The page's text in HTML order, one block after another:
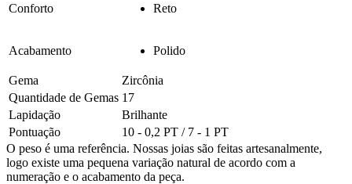
Conforto Reto
Acabamento Polido
Gema
Zircônia
Quantidade de Gemas 17
Lapidação
Brilhante
Pontuação
10 - 0,2 PT / 7 - 1 PT
O peso é uma referência. Nossas joias são feitas artesanalmente,
logo existe uma pequena variação natural de acordo com a
numeração e o acabamento da peça.